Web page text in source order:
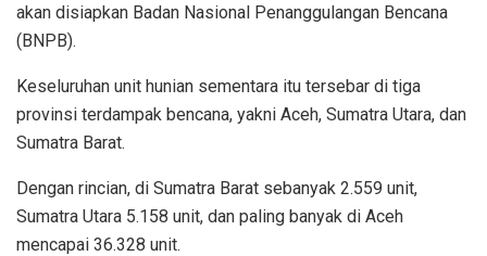
akan disiapkan Badan Nasional Penanggulangan Bencana
(BNPB).
Keseluruhan unit hunian sementara itu tersebar di tiga
provinsi terdampak bencana, yakni Aceh, Sumatra Utara, dan
Sumatra Barat.
Dengan rincian, di Sumatra Barat sebanyak 2.559 unit,
Sumatra Utara 5.158 unit, dan paling banyak di Aceh
mencapai 36.328 unit.